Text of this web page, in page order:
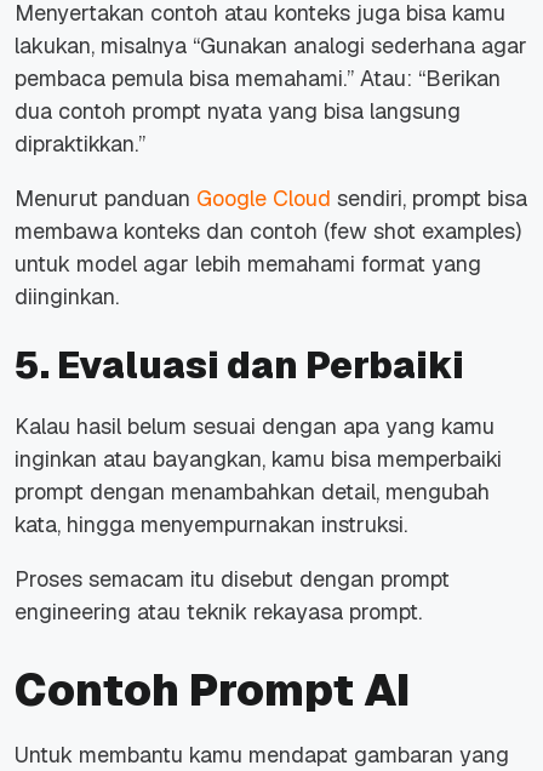
Menyertakan contoh atau konteks juga bisa kamu
lakukan, misalnya “Gunakan analogi sederhana agar
pembaca pemula bisa memahami.” Atau: “Berikan
dua contoh prompt nyata yang bisa langsung
dipraktikkan.”
Menurut panduan Google Cloud sendiri, prompt bisa
membawa konteks dan contoh (few shot examples)
untuk model agar lebih memahami format yang
diinginkan.
5. Evaluasi dan Perbaiki
Kalau hasil belum sesuai dengan apa yang kamu
inginkan atau bayangkan, kamu bisa memperbaiki
prompt dengan menambahkan detail, mengubah
kata, hingga menyempurnakan instruksi.
Proses semacam itu disebut dengan prompt
engineering atau teknik rekayasa prompt.
Contoh Prompt AI
Untuk membantu kamu mendapat gambaran yang